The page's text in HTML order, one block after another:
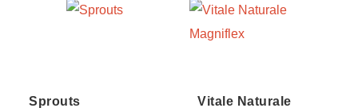
Sprouts
Vitale Naturale